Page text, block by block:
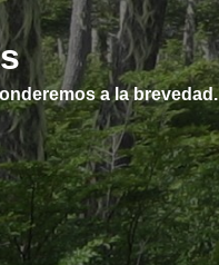
a la brevedad.